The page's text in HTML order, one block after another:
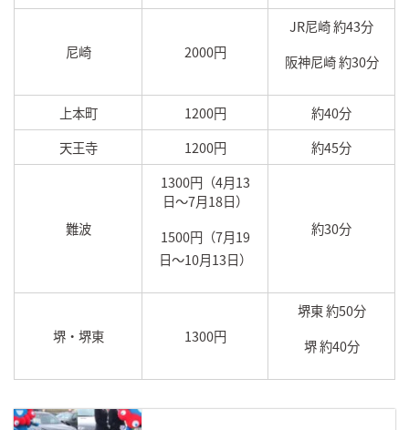
尼崎 2000円
JR尼崎 約43分
阪神尼崎 約30分
上本町 1200円
約40分
天王寺
1200円 約45分
難波
1300円（4月13
日～7月18日）
1500円（7月19
日～10月13日）
約30分
堺・堺東 1300円
堺東 約50分
堺 約40分